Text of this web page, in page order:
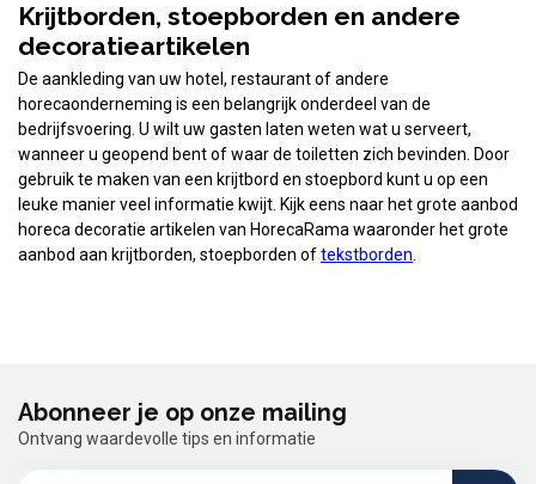
Krijtborden, stoepborden en andere
decoratieartikelen
De aankleding van uw hotel, restaurant of andere
horecaonderneming is een belangrijk onderdeel van de
bedrijfsvoering. U wilt uw gasten laten weten wat u serveert,
wanneer u geopend bent of waar de toiletten zich bevinden. Door
gebruik te maken van een krijtbord en stoepbord kunt u op een
leuke manier veel informatie kwijt. Kijk eens naar het grote aanbod
horeca decoratie artikelen van HorecaRama waaronder het grote
aanbod aan krijtborden, stoepborden oftekstborden.
Abonneer je op onze mailing
Ontvang waardevolle tips en informatie